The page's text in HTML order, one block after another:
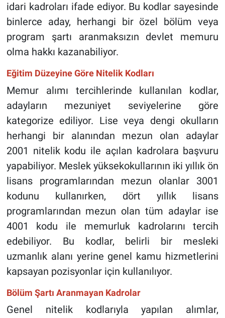
idari kadroları ifade ediyor. Bu kodlar sayesinde
binlerce aday, herhangi bir özel bölüm veya
program şartı aranmaksızın devlet memuru
olma hakkı kazanabiliyor.
Eğitim Düzeyine Göre Nitelik Kodları
Memur alımı tercihlerinde kullanılan kodlar,
adayların mezuniyet seviyelerine göre
kategorize ediliyor. Lise veya dengi okulların
herhangi bir alanından mezun olan adaylar
2001 nitelik kodu ile açılan kadrolara başvuru
yapabiliyor. Meslek yüksekokullarının iki yıllık ön
lisans programlarından mezun olanlar 3001
kodunu kullanırken, dört yıllık lisans
programlarından mezun olan tüm adaylar ise
4001 kodu ile memurluk kadrolarını tercih
edebiliyor. Bu kodlar, belirli bir mesleki
uzmanlık alanı yerine genel kamu hizmetlerini
kapsayan pozisyonlar için kullanılıyor.
Bölüm Şartı Aranmayan Kadrolar
Genel nitelik kodlarıyla yapılan alımlar,